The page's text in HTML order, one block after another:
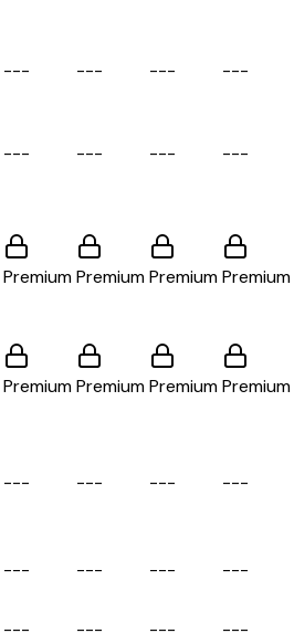
--- --- --- ---
--- --- --- ---
PremiumPremiumPremiumPremium
PremiumPremiumPremiumPremium
--- --- --- ---
--- --- --- ---
--- --- --- ---